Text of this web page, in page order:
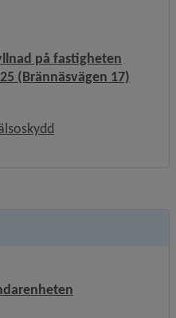
på fastigheten
(Brännäsvägen 17)